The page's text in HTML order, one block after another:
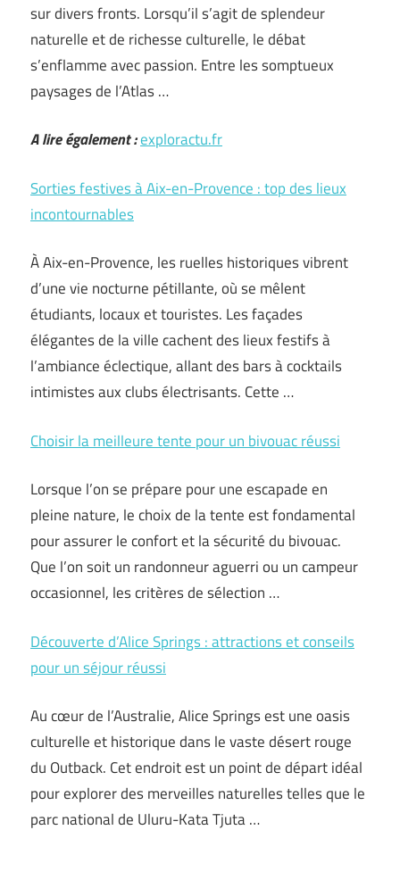
sur divers fronts. Lorsqu’il s’agit de splendeur
naturelle et de richesse culturelle, le débat
s’enflamme avec passion. Entre les somptueux
paysages de l’Atlas …
A lire également :exploractu.fr
Sorties festives à Aix-en-Provence : top des lieux
incontournables
À Aix-en-Provence, les ruelles historiques vibrent
d’une vie nocturne pétillante, où se mêlent
étudiants, locaux et touristes. Les façades
élégantes de la ville cachent des lieux festifs à
l’ambiance éclectique, allant des bars à cocktails
intimistes aux clubs électrisants. Cette …
Choisir la meilleure tente pour un bivouac réussi
Lorsque l’on se prépare pour une escapade en
pleine nature, le choix de la tente est fondamental
pour assurer le confort et la sécurité du bivouac.
Que l’on soit un randonneur aguerri ou un campeur
occasionnel, les critères de sélection …
Découverte d’Alice Springs : attractions et conseils
pour un séjour réussi
Au cœur de l’Australie, Alice Springs est une oasis
culturelle et historique dans le vaste désert rouge
du Outback. Cet endroit est un point de départ idéal
pour explorer des merveilles naturelles telles que le
parc national de Uluru-Kata Tjuta …